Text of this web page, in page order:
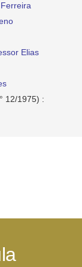
Elias
12/1975) :